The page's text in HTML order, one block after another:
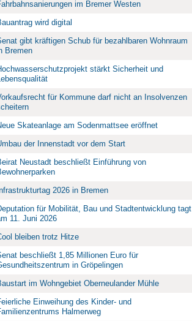
im Bremer Westen
wird digital
gibt kräftigen Schub für bezahlbaren Wohnraum
Bremen
stärkt Sicherheit und
für Kommune darf nicht an Insolvenzen
Skateanlage am Sodenmattsee eröffnet
der Innenstadt vor dem Start
Neustadt beschließt Einführung von
2026 in Bremen
für Mobilität, Bau und Stadtentwicklung tagt
11. Juni 2026
bleiben trotz Hitze
beschließt 1,85 Millionen Euro für
in Gröpelingen
im Wohngebiet Oberneulander Mühle
Einweihung des Kinder- und
Halmerweg